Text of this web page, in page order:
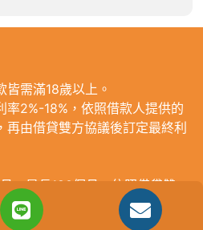
需滿18歲以上。
率2%-18%，依照借款人提供的
再由借貸雙方協議後訂定最終利
，最長180個月，依照借貸雙
金10萬元，經多方比較利率